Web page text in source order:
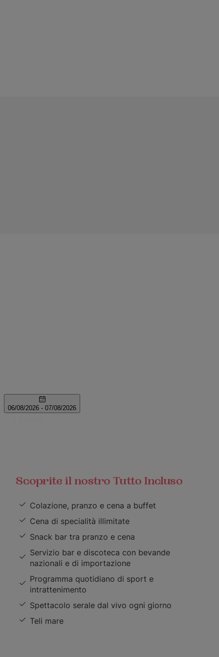
Scoprite il nostro Tutto Incluso
Colazione, pranzo e cena a buffet
Cena di specialità illimitate
Snack bar tra pranzo e cena
Servizio bar e discoteca con bevande
nazionali e di importazione
Programma quotidiano di sport e
intrattenimento
Spettacolo serale dal vivo ogni giorno
Teli mare